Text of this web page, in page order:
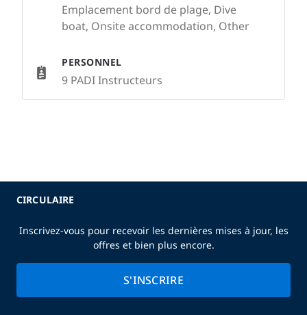
Emplacement bord de plage, Dive
boat, Onsite accommodation, Other
PERSONNEL
9 PADI Instructeurs
CIRCULAIRE
Inscrivez-vous pour recevoir les dernières mises à jour, les
offres et bien plus encore.
S'INSCRIRE